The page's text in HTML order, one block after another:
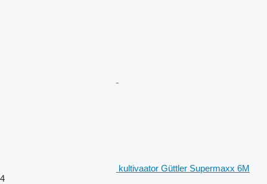
kultivaator Güttler Supermaxx 6M
4